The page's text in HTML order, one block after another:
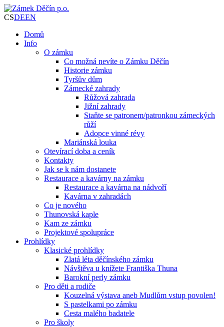
CSDEEN
Domů
Info
O zámku
Co možná nevíte o Zámku Děčín
Historie zámku
Tyršův dům
Zámecké zahrady
Růžová zahrada
Jižní zahrady
Staňte se patronem/patronkou zámeckých
růží
Adopce vinné révy
Mariánská louka
Otevírací doba a ceník
Kontakty
Jak se k nám dostanete
Restaurace a kavárny na zámku
Restaurace a kavárna na nádvoří
Kavárna v zahradách
Co je nového
Thunovská kaple
Kam ze zámku
Projektové spolupráce
Prohlídky
Klasické prohlídky
Zlatá léta děčínského zámku
Návštěva u knížete Františka Thuna
Barokní perly zámku
Pro děti a rodiče
Kouzelná výstava aneb Mudlům vstup povolen!
S pastelkami po zámku
Cesta malého badatele
Pro školy